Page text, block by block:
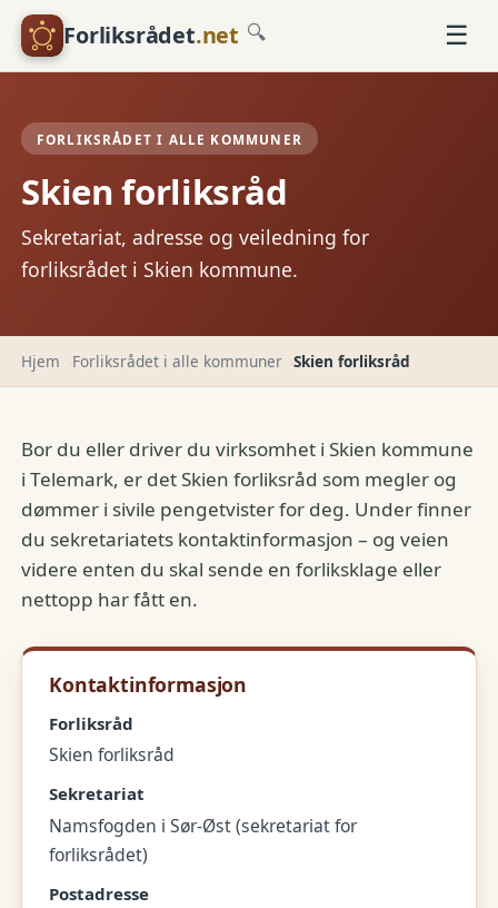
Forliksrådet.net 🔍 ☰
FORLIKSRÅDET I ALLE KOMMUNER
Skien forliksråd
Sekretariat, adresse og veiledning for
forliksrådet i Skien kommune.
Hjem Forliksrådet i alle kommuner Skien forliksråd
Bor du eller driver du virksomhet i Skien kommune
i Telemark, er det Skien forliksråd som megler og
dømmer i sivile pengetvister for deg. Under finner
du sekretariatets kontaktinformasjon – og veien
videre enten du skal sende en forliksklage eller
nettopp har fått en.
Kontaktinformasjon
Forliksråd
Skien forliksråd
Sekretariat
Namsfogden i Sør-Øst (sekretariat for
forliksrådet)
Postadresse